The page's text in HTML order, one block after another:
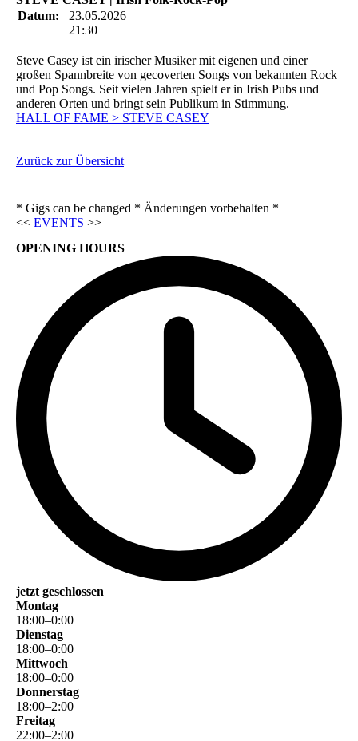
Datum:
23.05.2026
21:30
Steve Casey ist ein irischer Musiker mit eigenen und einer
großen Spannbreite von gecoverten Songs von bekannten Rock
und Pop Songs. Seit vielen Jahren spielt er in Irish Pubs und
anderen Orten und bringt sein Publikum in Stimmung.
HALL OF FAME > STEVE CASEY
Zurück zur Übersicht
* Gigs can be changed * Änderungen vorbehalten *
<< EVENTS >>
OPENING HOURS
jetzt geschlossen
Montag
18:00–0:00
Dienstag
18:00–0:00
Mittwoch
18:00–0:00
Donnerstag
18:00–2:00
Freitag
22:00–2:00